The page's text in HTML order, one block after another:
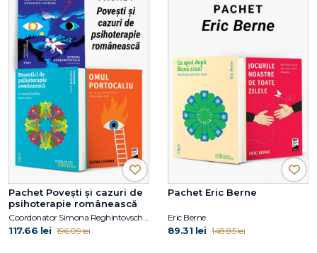
Pachet Povești și cazuri de
psihoterapie românească
Coordonator Simona Reghintovschi, Vasile Dem. Zamfirescu, Doina Cosman
117.66 lei 196.09 lei
Pachet Eric Berne
Eric Berne
89.31 lei 148.85 lei